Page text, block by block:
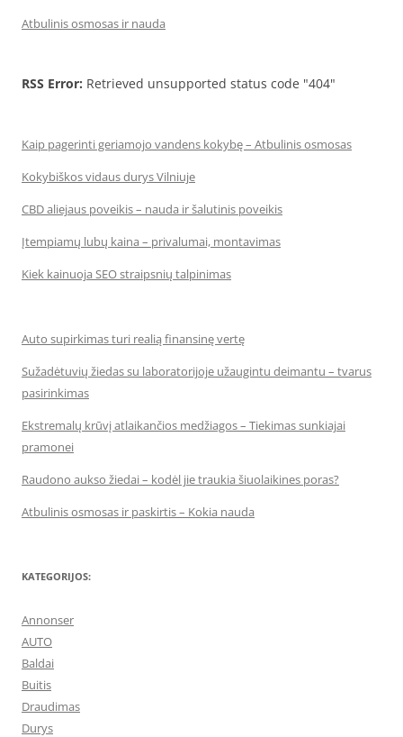
Atbulinis osmosas ir nauda
RSS Error: Retrieved unsupported status code "404"
Kaip pagerinti geriamojo vandens kokybę – Atbulinis osmosas
Kokybiškos vidaus durys Vilniuje
CBD aliejaus poveikis – nauda ir šalutinis poveikis
Įtempiamų lubų kaina – privalumai, montavimas
Kiek kainuoja SEO straipsnių talpinimas
Auto supirkimas turi realią finansinę vertę
Sužadėtuvių žiedas su laboratorijoje užaugintu deimantu – tvarus
pasirinkimas
Ekstremalų krūvį atlaikančios medžiagos – Tiekimas sunkiajai
pramonei
Raudono aukso žiedai – kodėl jie traukia šiuolaikines poras?
Atbulinis osmosas ir paskirtis – Kokia nauda
KATEGORIJOS:
Annonser
AUTO
Baldai
Buitis
Draudimas
Durys